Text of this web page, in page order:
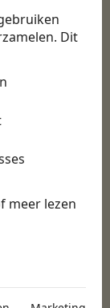
Dit
meer lezen